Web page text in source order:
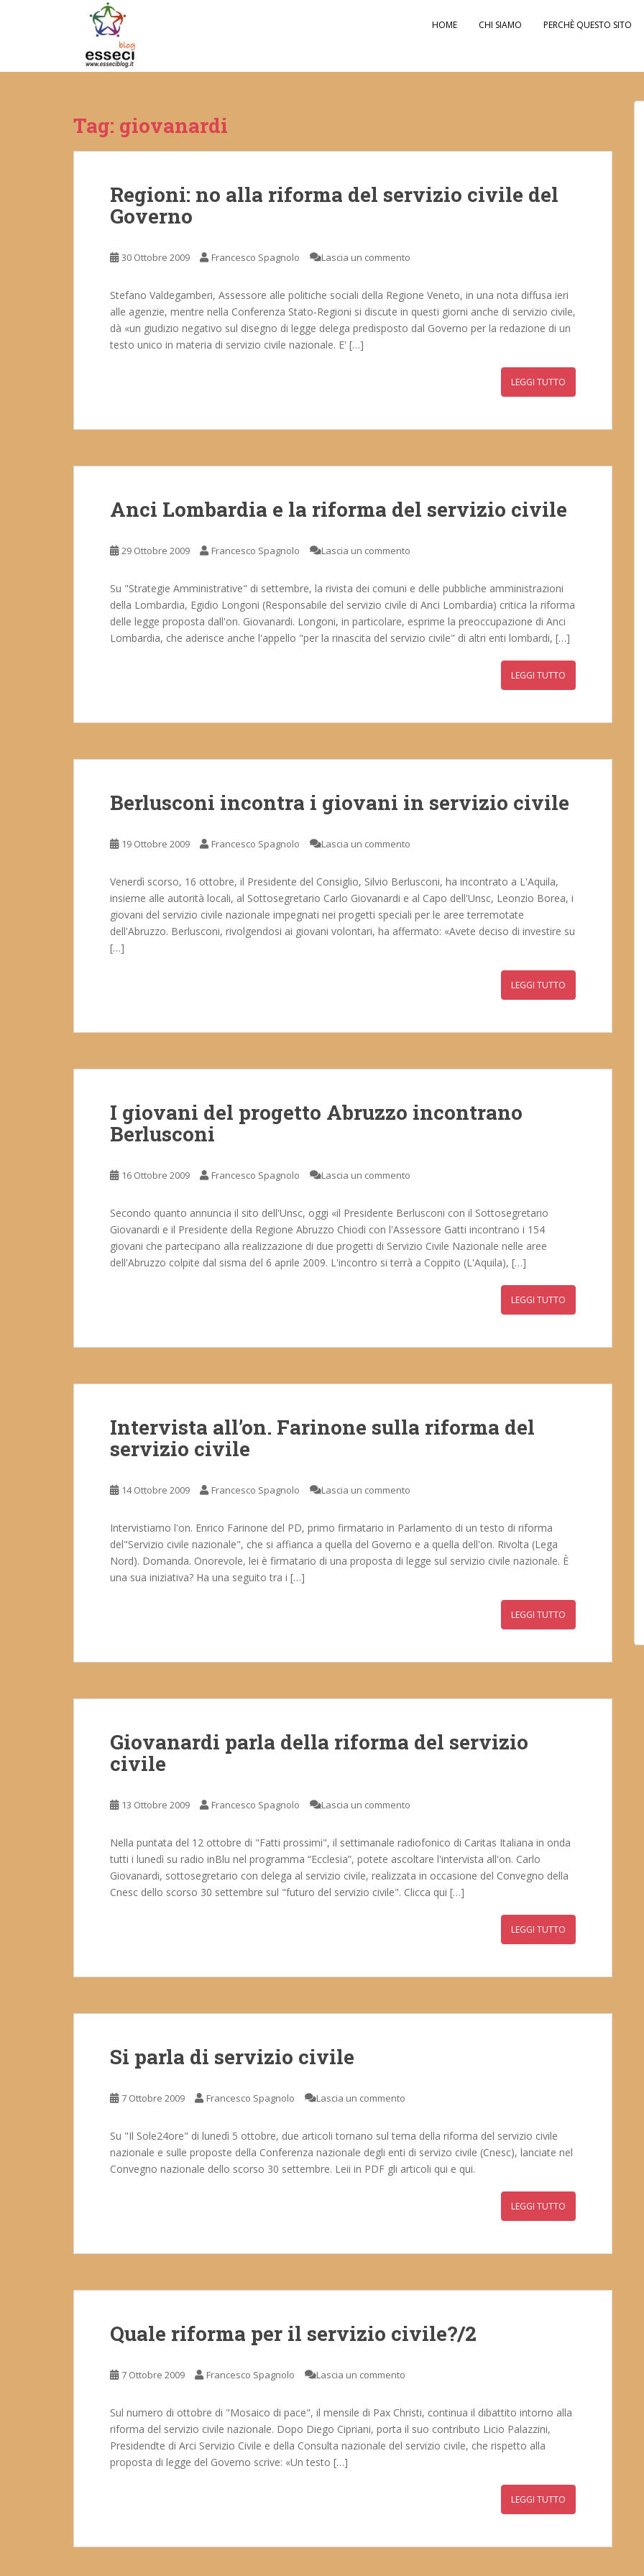
t
HOME CHI SIAMO PERCHÈ QUESTO SITO
Tag: giovanardi
Regioni: no alla riforma del servizio civile del
Governo
30 Ottobre 2009 Francesco Spagnolo Lascia un commento
Stefano Valdegamberi, Assessore alle politiche sociali della Regione Veneto, in una nota diffusa ieri
alle agenzie, mentre nella Conferenza Stato-Regioni si discute in questi giorni anche di servizio civile,
dà «un giudizio negativo sul disegno di legge delega predisposto dal Governo per la redazione di un
testo unico in materia di servizio civile nazionale. E' […]
LEGGI TUTTO
Anci Lombardia e la riforma del servizio civile
29 Ottobre 2009 Francesco Spagnolo Lascia un commento
Su "Strategie Amministrative" di settembre, la rivista dei comuni e delle pubbliche amministrazioni
della Lombardia, Egidio Longoni (Responsabile del servizio civile di Anci Lombardia) critica la riforma
delle legge proposta dall'on. Giovanardi. Longoni, in particolare, esprime la preoccupazione di Anci
Lombardia, che aderisce anche l'appello "per la rinascita del servizio civile" di altri enti lombardi, […]
LEGGI TUTTO
Berlusconi incontra i giovani in servizio civile
19 Ottobre 2009 Francesco Spagnolo Lascia un commento
Venerdì scorso, 16 ottobre, il Presidente del Consiglio, Silvio Berlusconi, ha incontrato a L'Aquila,
insieme alle autorità locali, al Sottosegretario Carlo Giovanardi e al Capo dell'Unsc, Leonzio Borea, i
giovani del servizio civile nazionale impegnati nei progetti speciali per le aree terremotate
dell'Abruzzo. Berlusconi, rivolgendosi ai giovani volontari, ha affermato: «Avete deciso di investire su
[…]
LEGGI TUTTO
I giovani del progetto Abruzzo incontrano
Berlusconi
16 Ottobre 2009 Francesco Spagnolo Lascia un commento
Secondo quanto annuncia il sito dell'Unsc, oggi «il Presidente Berlusconi con il Sottosegretario
Giovanardi e il Presidente della Regione Abruzzo Chiodi con l'Assessore Gatti incontrano i 154
giovani che partecipano alla realizzazione di due progetti di Servizio Civile Nazionale nelle aree
dell'Abruzzo colpite dal sisma del 6 aprile 2009. L'incontro si terrà a Coppito (L'Aquila), […]
LEGGI TUTTO
Intervista all’on. Farinone sulla riforma del
servizio civile
14 Ottobre 2009 Francesco Spagnolo Lascia un commento
Intervistiamo l'on. Enrico Farinone del PD, primo firmatario in Parlamento di un testo di riforma
del"Servizio civile nazionale", che si affianca a quella del Governo e a quella dell'on. Rivolta (Lega
Nord). Domanda. Onorevole, lei è firmatario di una proposta di legge sul servizio civile nazionale. È
una sua iniziativa? Ha una seguito tra i […]
LEGGI TUTTO
Giovanardi parla della riforma del servizio
civile
13 Ottobre 2009 Francesco Spagnolo Lascia un commento
Nella puntata del 12 ottobre di "Fatti prossimi", il settimanale radiofonico di Caritas Italiana in onda
tutti i lunedì su radio inBlu nel programma “Ecclesia”, potete ascoltare l'intervista all'on. Carlo
Giovanardi, sottosegretario con delega al servizio civile, realizzata in occasione del Convegno della
Cnesc dello scorso 30 settembre sul "futuro del servizio civile". Clicca qui […]
LEGGI TUTTO
Si parla di servizio civile
7 Ottobre 2009 Francesco Spagnolo Lascia un commento
Su "Il Sole24ore" di lunedì 5 ottobre, due articoli tornano sul tema della riforma del servizio civile
nazionale e sulle proposte della Conferenza nazionale degli enti di servizo civile (Cnesc), lanciate nel
Convegno nazionale dello scorso 30 settembre. Leii in PDF gli articoli qui e qui.
LEGGI TUTTO
Quale riforma per il servizio civile?/2
7 Ottobre 2009 Francesco Spagnolo Lascia un commento
Sul numero di ottobre di "Mosaico di pace", il mensile di Pax Christi, continua il dibattito intorno alla
riforma del servizio civile nazionale. Dopo Diego Cipriani, porta il suo contributo Licio Palazzini,
Presidendte di Arci Servizio Civile e della Consulta nazionale del servizio civile, che rispetto alla
proposta di legge del Governo scrive: «Un testo […]
LEGGI TUTTO